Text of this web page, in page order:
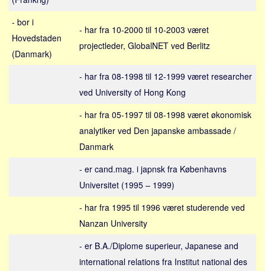
Investering
Pension og opsparing
Forbrug
Social sikring og sundhed
Økonomi
Skatter og afgifter
- bor i
Hovedstaden
(Danmark)
- har fra 10-2000 til 10-2003 været
projectleder, GlobalNET ved Berlitz
- har fra 08-1998 til 12-1999 været researcher
ved University of Hong Kong
- har fra 05-1997 til 08-1998 været økonomisk
analytiker ved Den japanske ambassade /
Danmark
- er cand.mag. i japnsk fra Københavns
Universitet (1995 – 1999)
- har fra 1995 til 1996 været studerende ved
Nanzan University
- er B.A./Diplome superieur, Japanese and
international relations fra Institut national des